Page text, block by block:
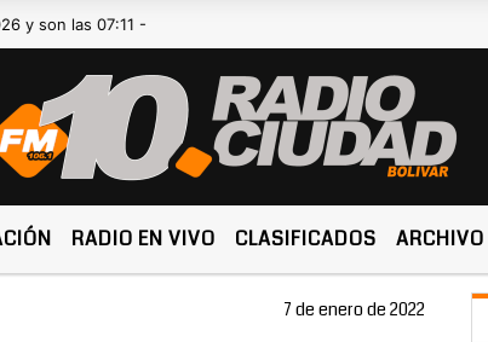
07:11 -
RADIO EN VIVO CLASIFICADOS ARCHIVO
7 de enero de 2022